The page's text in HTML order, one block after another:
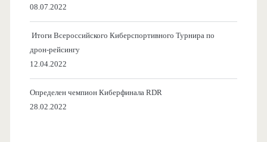
08.07.2022
Итоги Всероссийского Киберспортивного Турнира по
дрон-рейсингу
12.04.2022
Определен чемпион Киберфинала RDR
28.02.2022